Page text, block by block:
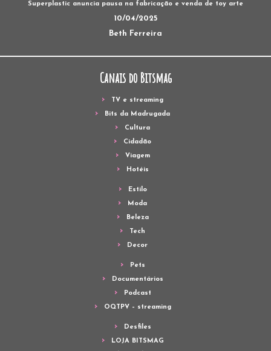
Superplastic anuncia pausa na fabricação e venda de toy arte
10/04/2025
Beth Ferreira
Canais do Bitsmag
TV e streaming
Bits da Madrugada
Cultura
Cidadão
Viagem
Hotéis
Estilo
Moda
Beleza
Tech
Decor
Pets
Documentários
Podcast
OQTPV – streaming
Desfiles
LOJA BITSMAG